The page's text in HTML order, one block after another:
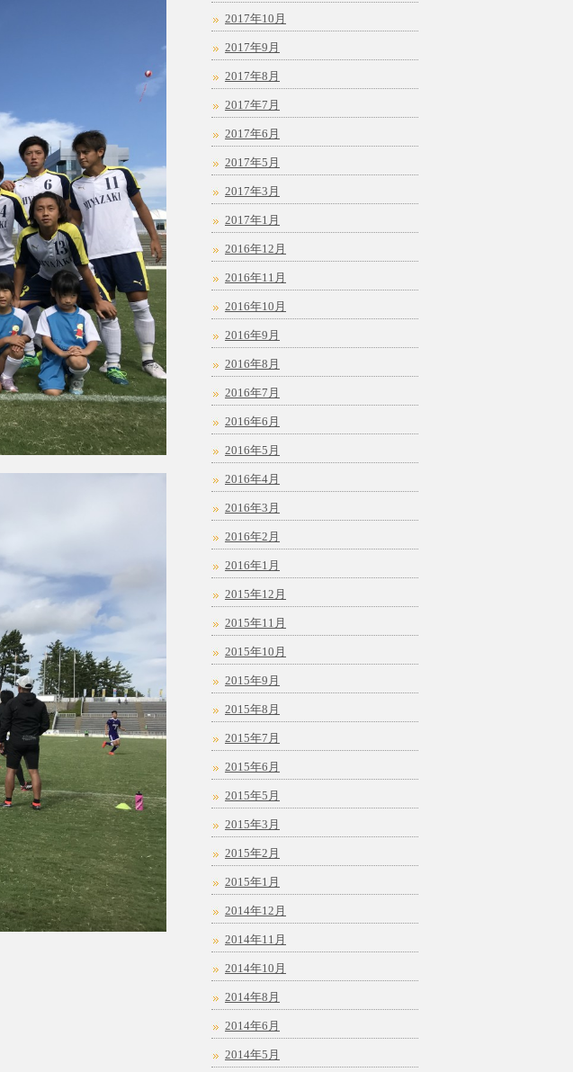
2017年10月
2017年9月
2017年8月
2017年7月
2017年6月
2017年5月
2017年3月
2017年1月
2016年12月
2016年11月
2016年10月
2016年9月
2016年8月
2016年7月
2016年6月
2016年5月
2016年4月
2016年3月
2016年2月
2016年1月
2015年12月
2015年11月
2015年10月
2015年9月
2015年8月
2015年7月
2015年6月
2015年5月
2015年3月
2015年2月
2015年1月
2014年12月
2014年11月
2014年10月
2014年8月
2014年6月
2014年5月